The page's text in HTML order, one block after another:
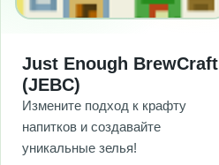
Just Enough BrewCraft
(JEBC)
Измените подход к крафту
напитков и создавайте
уникальные зелья!